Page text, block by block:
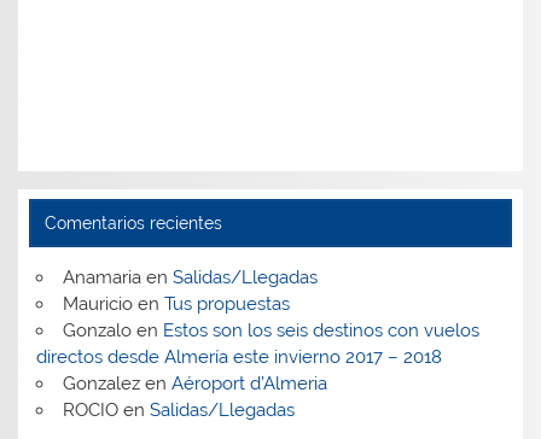
Comentarios recientes
Anamariaen Salidas/Llegadas
Mauricioen Tus propuestas
Gonzaloen Estos son los seis destinos con vuelos
directos desde Almería este invierno 2017 – 2018
Gonzalezen Aéroport d’Almeria
ROCIOen Salidas/Llegadas